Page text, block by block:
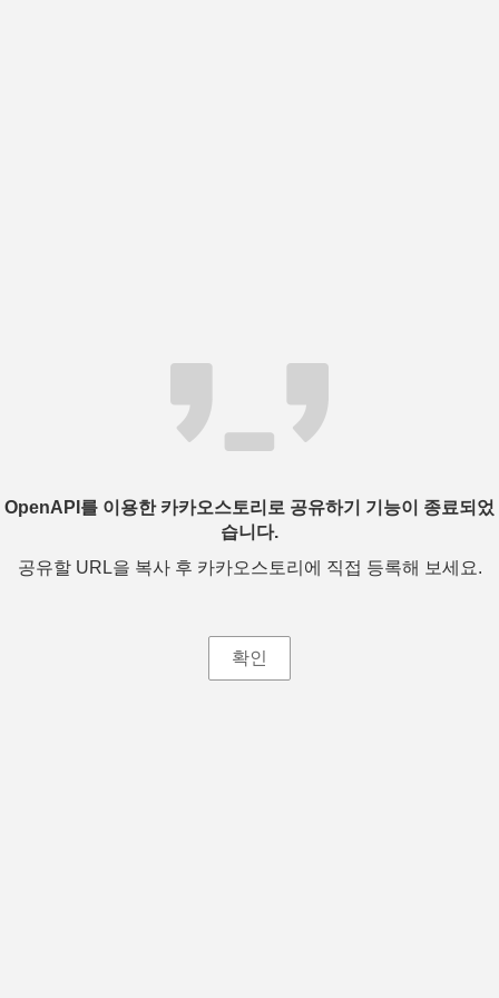
OpenAPI를 이용한 카카오스토리로 공유하기 기능이 종료되었
습니다.
공유할 URL을 복사 후 카카오스토리에 직접 등록해 보세요.
확인